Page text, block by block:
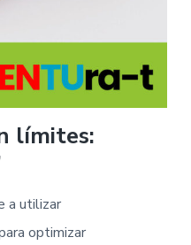
límites:
a utilizar
optimizar